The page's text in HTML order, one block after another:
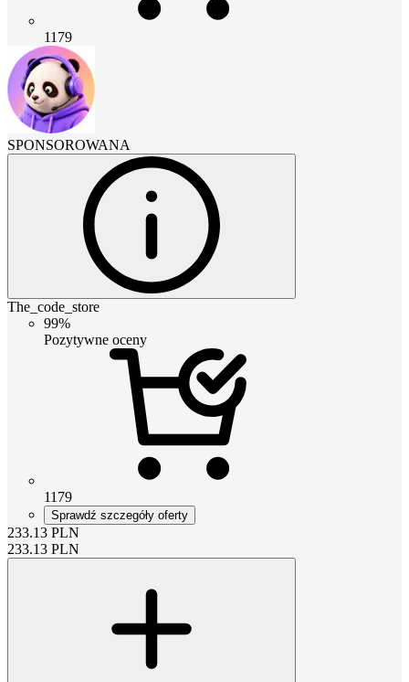
1179
SPONSOROWANA
The_code_store
99%
Pozytywne oceny
1179
Sprawdź szczegóły oferty
233.13 PLN
233.13 PLN